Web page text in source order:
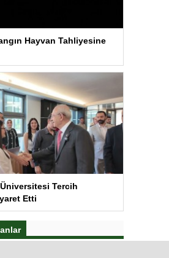
Hayvan Tahliyesine
Tercih
Etti